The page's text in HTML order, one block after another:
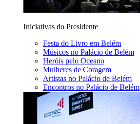
Iniciativas do Presidente
Festa do Livro em Belém
Músicos no Palácio de Belém
Heróis pelo Oceano
Mulheres de Coragem
Artistas no Palácio de Belém
Encontros no Palácio de Belém